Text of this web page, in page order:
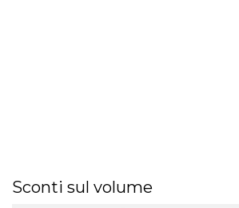
Sconti sul volume